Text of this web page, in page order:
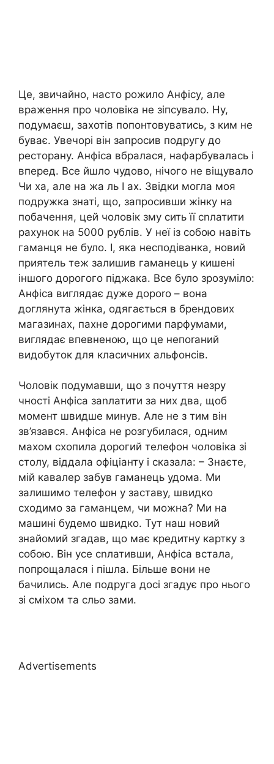
Це, звичайно, насто рожило Анфісу, але
враження про чоловіка не зіпсувало. Ну,
подумаєш, захотів попонтовуватись, з ким не
буває. Увечорі він запросив подругу до
ресторану. Анфіса вбралася, нафарбувалась і
вперед. Все йшло чудово, нічого не віщувало
Чи ха, але на жа ль І ах. Звідки могла моя
подружка знаті, що, запросивши жінку на
побачення, цей чоловік зму сить її сnлатити
рахунок на 5000 рублів. У неї із собою навіть
гаманця не було. І, яка несподіванка, новий
приятель теж залишив гаманець у кишені
іншого дорогого піджака. Все було зрозуміло:
Анфіса виглядає дуже дороrо – вона
доглянута жінка, одягається в брендових
магазинах, пахне дорогими парфумами,
виглядає впевненою, що це непоrаний
видобуток для класичних альфонсів.
Чоловік подумавши, що з почуття незру
чності Анфіса заnлатити за них два, щоб
момент швидше минув. Але не з тим він
зв’язався. Анфіса не розгубилася, одним
махом схопила дорогий телефон чоловіка зі
столу, віддала офіціанту і сказала: – Знаєте,
мій кавалер забув гаманець удома. Ми
залишимо телефон у заставу, швидко
сходимо за гаманцем, чи можна? Ми на
машині будемо швидко. Тут наш новий
знайомий згадав, що має кредитну картку з
собою. Він усе сnлативши, Анфіса встала,
попрощалася і пішла. Більше вони не
бачились. Але подруга досі згадує про нього
зі сміхом та сльо зами.
Advertisements